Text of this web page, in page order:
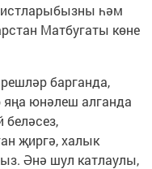
һәм
Матбугаты көне
барганда,
юнәлеш алганда
җиргә, халык
Әнә шул катлаулы,